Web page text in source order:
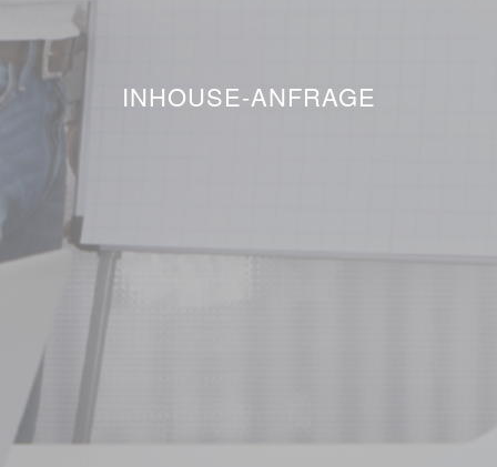
INHOUSE-ANFRAGE